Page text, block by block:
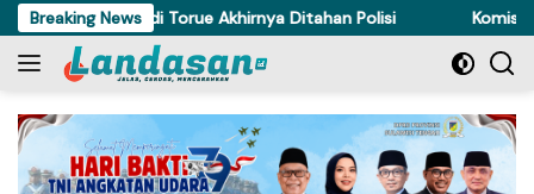
Langsung
ke
konten
Breaking News
Ayam di Torue Akhirnya Ditahan Polisi Komisi IV